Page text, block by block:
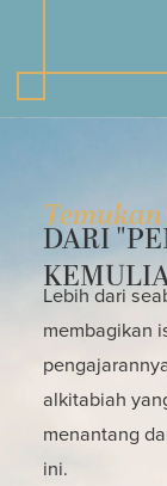
DARI
Lebih dari
membagikan
alkitabiah
menantang
ini.